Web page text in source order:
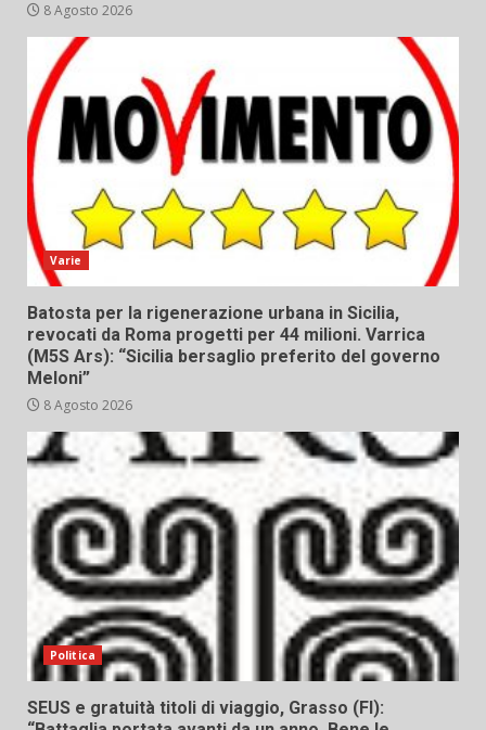
8 Agosto 2026
Varie
Batosta per la rigenerazione urbana in Sicilia,
revocati da Roma progetti per 44 milioni. Varrica
(M5S Ars): “Sicilia bersaglio preferito del governo
Meloni”
8 Agosto 2026
Politica
SEUS e gratuità titoli di viaggio, Grasso (FI):